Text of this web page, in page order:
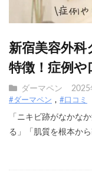
新宿美容外
特徴！症例や
ダーマペン 2025
#ダーマペン #口コミ
「ニキビ跡がなかな
る」「肌質を根本か